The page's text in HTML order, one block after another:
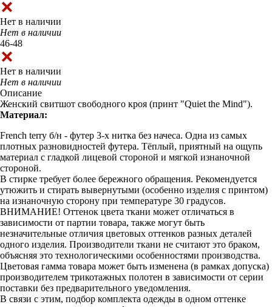
Нет в наличии
Нет в наличии
46-48
Нет в наличии
Нет в наличии
Описание
Женский свитшот свободного кроя (принт "Quiet the Mind").
Материал:
French terry б/н - футер 3-х нитка без начеса. Одна из самых
плотных разновидностей футера. Тёплый, приятный на ощупь
материал с гладкой лицевой стороной и мягкой изнаночной
стороной.
В стирке требует более бережного обращения. Рекомендуется
утюжить и стирать вывернутыми (особенно изделия с принтом)
на изнаночную сторону при температуре 30 градусов.
ВНИМАНИЕ! Оттенок цвета ткани может отличаться в
зависимости от партии товара, также могут быть
незначительные отличия цветовых оттенков разных деталей
одного изделия. Производители ткани не считают это браком,
объясняя это технологическими особенностями производства.
Цветовая гамма товара может быть изменена (в рамках допуска)
производителем трикотажных полотен в зависимости от серии
поставки без предварительного уведомления.
В связи с этим, подбор комплекта одежды в одном оттенке